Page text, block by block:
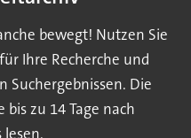
bewegt! Nutzen Sie
Ihre Recherche und
Suchergebnissen. Die
zu 14 Tage nach